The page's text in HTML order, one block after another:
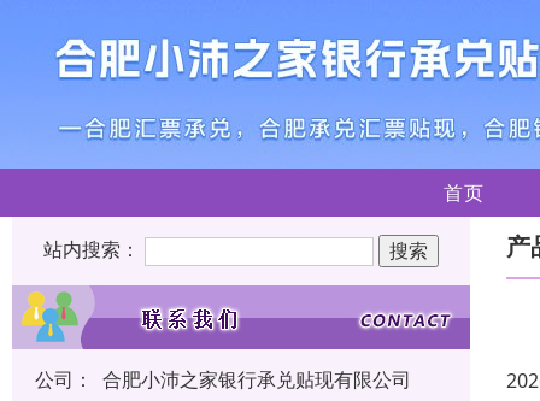
首页
站内搜索：
公司：
合肥小沛之家银行承兑贴现有限公司
产